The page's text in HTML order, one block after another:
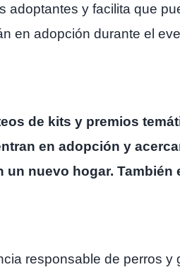
adoptantes y facilita que
en adopción durante el
de kits y premios
en adopción y
nuevo hogar. También
responsable de perros y